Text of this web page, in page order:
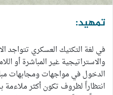
تمهيد:
في لغة التكتيك العسكري تتواجد
والاستراتيجية غير المباشرة أو
الدخول في مواجهات ومجابهات
انتظاراً لظروف تكون أكثر